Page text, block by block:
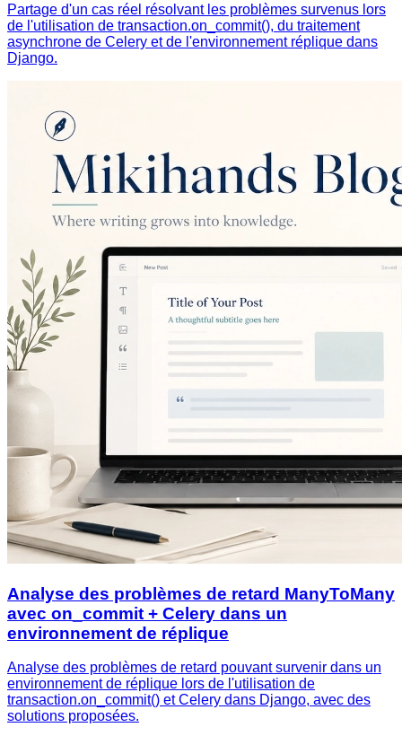
Partage d'un cas réel résolvant les problèmes survenus lors
de l'utilisation de transaction.on_commit(), du traitement
asynchrone de Celery et de l'environnement réplique dans
Django.
Analyse des problèmes de retard ManyToMany
avec on_commit + Celery dans un
environnement de réplique
Analyse des problèmes de retard pouvant survenir dans un
environnement de réplique lors de l'utilisation de
transaction.on_commit() et Celery dans Django, avec des
solutions proposées.